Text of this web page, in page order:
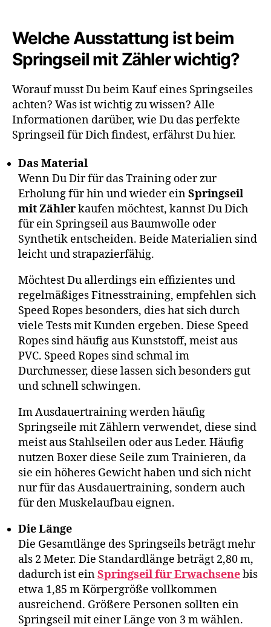
Welche Ausstattung ist beim
Springseil mit Zähler wichtig?
Worauf musst Du beim Kauf eines Springseiles
achten? Was ist wichtig zu wissen? Alle
Informationen darüber, wie Du das perfekte
Springseil für Dich findest, erfährst Du hier.
Das Material
Wenn Du Dir für das Training oder zur
Erholung für hin und wieder einSpringseil
mit Zählerkaufen möchtest, kannst Du Dich
für ein Springseil aus Baumwolle oder
Synthetik entscheiden. Beide Materialien sind
leicht und strapazierfähig.
Möchtest Du allerdings ein effizientes und
regelmäßiges Fitnesstraining, empfehlen sich
Speed Ropes besonders, dies hat sich durch
viele Tests mit Kunden ergeben. Diese Speed
Ropes sind häufig aus Kunststoff, meist aus
PVC. Speed Ropes sind schmal im
Durchmesser, diese lassen sich besonders gut
und schnell schwingen.
Im Ausdauertraining werden häufig
Springseile mit Zählern verwendet, diese sind
meist aus Stahlseilen oder aus Leder. Häufig
nutzen Boxer diese Seile zum Trainieren, da
sie ein höheres Gewicht haben und sich nicht
nur für das Ausdauertraining, sondern auch
für den Muskelaufbau eignen.
Die Länge
Die Gesamtlänge des Springseils beträgt mehr
als 2 Meter. Die Standardlänge beträgt 2,80 m,
dadurch ist einSpringseil für Erwachsenebis
etwa 1,85 m Körpergröße vollkommen
ausreichend. Größere Personen sollten ein
Springseil mit einer Länge von 3 m wählen.